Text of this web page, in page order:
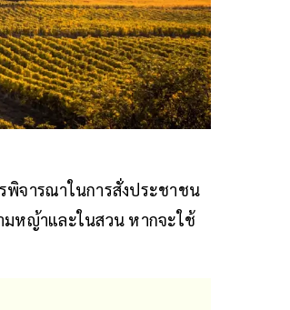
พิจารณาในการสั่งประชาชน
หญ้าและในสวน หากจะใช้